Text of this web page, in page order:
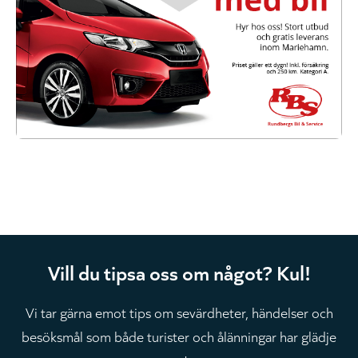
Vill du tipsa oss om något? Kul!
Vi tar gärna emot tips om sevärdheter, händelser och
besöksmål som både turister och ålänningar har glädje